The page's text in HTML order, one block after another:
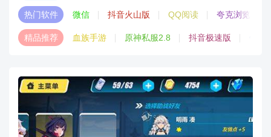
热门软件 微信 抖音火山版 QQ阅读 夸克浏览器
精品推荐 血族手游 原神私服2.8 抖音极速版